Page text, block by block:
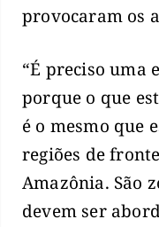
provocaram os
“É preciso
porque o que
é o mesmo que
regiões de
Amazônia. São
devem ser